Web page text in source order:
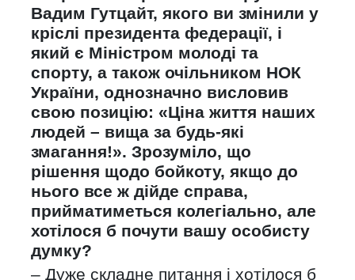
Вадим Гутцайт, якого ви змінили у
кріслі президента федерації, і
який є Міністром молоді та
спорту, а також очільником НОК
України, однозначно висловив
свою позицію: «Ціна життя наших
людей – вища за будь-які
змагання!». Зрозуміло, що
рішення щодо бойкоту, якщо до
нього все ж дійде справа,
прийматиметься колегіально, але
хотілося б почути вашу особисту
думку?
– Дуже складне питання і хотілося б